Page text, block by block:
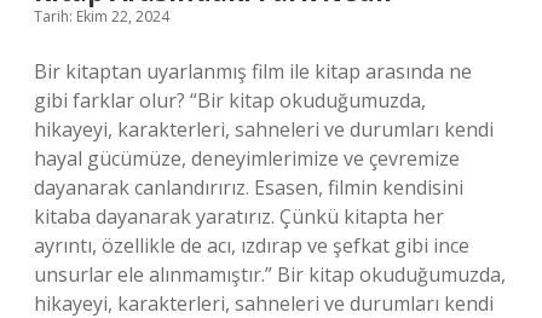
Tarih: Ekim 22, 2024
Bir kitaptan uyarlanmış film ile kitap arasında ne
gibi farklar olur? “Bir kitap okuduğumuzda,
hikayeyi, karakterleri, sahneleri ve durumları kendi
hayal gücümüze, deneyimlerimize ve çevremize
dayanarak canlandırırız. Esasen, filmin kendisini
kitaba dayanarak yaratırız. Çünkü kitapta her
ayrıntı, özellikle de acı, ızdırap ve şefkat gibi ince
unsurlar ele alınmamıştır.” Bir kitap okuduğumuzda,
hikayeyi, karakterleri, sahneleri ve durumları kendi